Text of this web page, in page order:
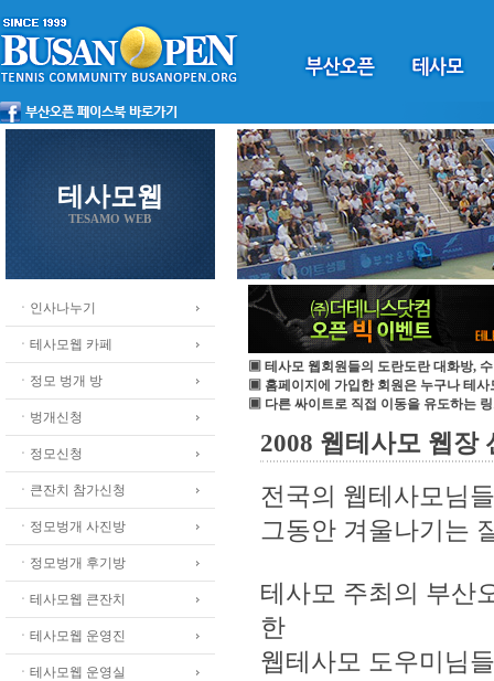
테사모웹
TESAMO WEB
ㆍ인사나누기
ㆍ테사모웹 카페
ㆍ정모 벙개 방
ㆍ벙개신청
ㆍ정모신청
ㆍ큰잔치 참가신청
ㆍ정모벙개 사진방
ㆍ정모벙개 후기방
ㆍ테사모웹 큰잔치
ㆍ테사모웹 운영진
ㆍ테사모웹 운영실
▣ 테사모 웹회원들의 도란도란 대화방,
▣ 홈페이지에 가입한 회원은 누구나 테사
▣ 다른 싸이트로 직접 이동을 유도하는
2008 웹테사모 웹장
전국의 웹테사모님
그동안 겨울나기는
테사모 주최의 부산
한
웹테사모 도우미님